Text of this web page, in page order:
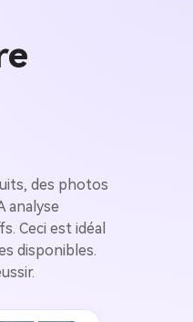
des photos
analyse
Ceci est idéal
disponibles.